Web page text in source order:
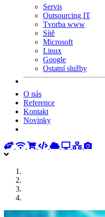
Servis
Outsourcing IT
Tvorba www
Sítě
Microsoft
Linux
Google
Ostatní služby
O nás
Reference
Kontakt
Novinky